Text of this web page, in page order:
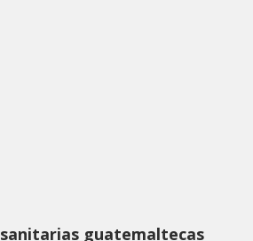
sanitarias guatemaltecas